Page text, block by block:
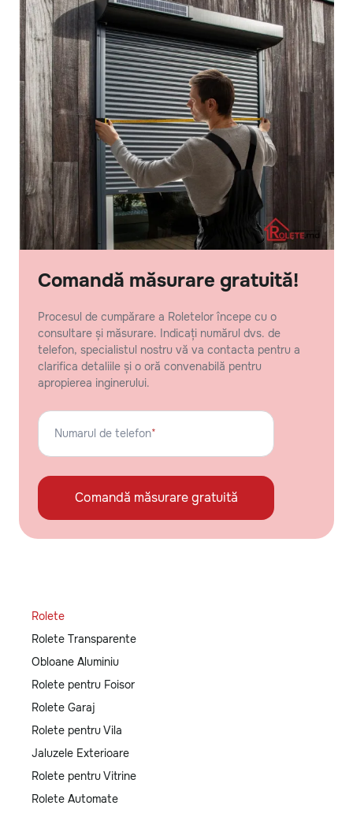
Comandă măsurare gratuită!
Procesul de cumpărare a Roletelor începe cu o
consultare și măsurare. Indicați numărul dvs. de
telefon, specialistul nostru vă va contacta pentru a
clarifica detaliile și o oră convenabilă pentru
apropierea inginerului.
Numarul de telefon*
Comandă măsurare gratuită
Rolete
Rolete Transparente
Obloane Aluminiu
Rolete pentru Foisor
Rolete Garaj
Rolete pentru Vila
Jaluzele Exterioare
Rolete pentru Vitrine
Rolete Automate